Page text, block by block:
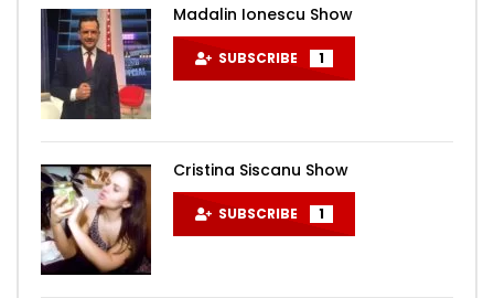
Madalin Ionescu Show
SUBSCRIBE 1
Cristina Siscanu Show
SUBSCRIBE 1